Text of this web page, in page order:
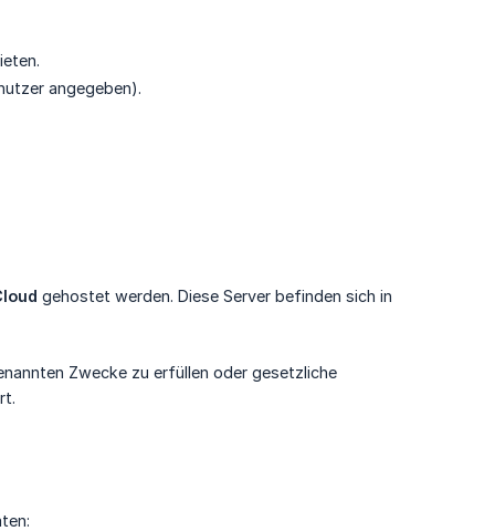
angegeben).
gehostet werden. Diese Server befinden sich in
Zwecke zu erfüllen oder gesetzliche